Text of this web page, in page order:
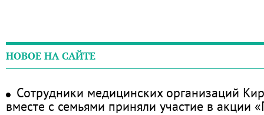
НОВОЕ НА САЙТЕ
Сотрудники медицинских организаций
вместе с семьями приняли участие в акции